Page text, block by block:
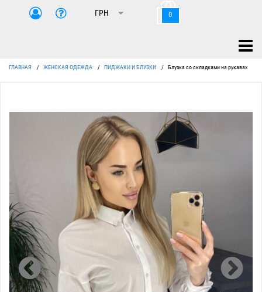
0
ГЛАВНАЯ / ЖЕНСКАЯ ОДЕЖДА / ПИДЖАКИ И БЛУЗКИ / Блузка со складками на рукавах